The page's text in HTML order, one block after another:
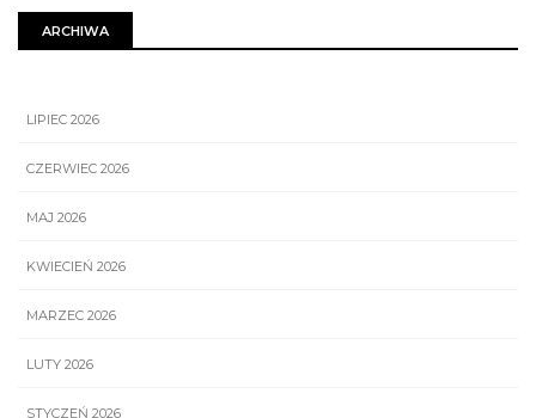
ARCHIWA
LIPIEC 2026
CZERWIEC 2026
MAJ 2026
KWIECIEŃ 2026
MARZEC 2026
LUTY 2026
STYCZEŃ 2026